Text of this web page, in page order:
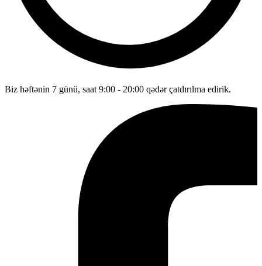
Biz həftənin 7 günü, saat 9:00 - 20:00 qədər çatdırılma edirik.